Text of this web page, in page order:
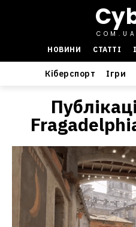
COM.UA
НОВИНИ
СТАТТІ
Кіберспорт Ігри